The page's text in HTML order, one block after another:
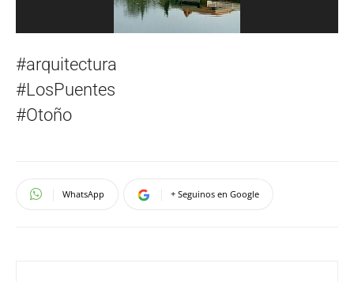
#arquitectura
#LosPuentes
#Otoño
WhatsApp + Seguinos en Google